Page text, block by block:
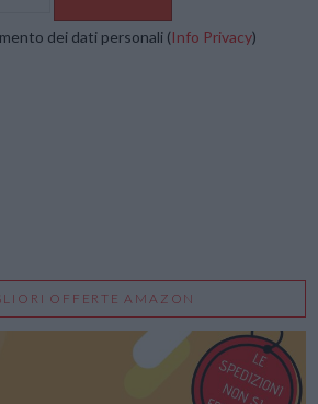
dei dati personali (Info Privacy)
OFFERTE AMAZON